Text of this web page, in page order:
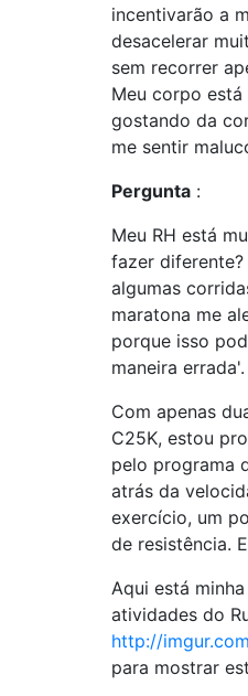
incentivarão a
desacelerar
sem recorrer
Meu corpo
gostando da
me sentir
Pergunta :
Meu RH está
fazer
algumas
maratona me
porque isso
maneira errada'.
Com apenas
C25K, estou
pelo programa
atrás da
exercício, um
de resistência.
Aqui está
atividades do
http://
para mostrar